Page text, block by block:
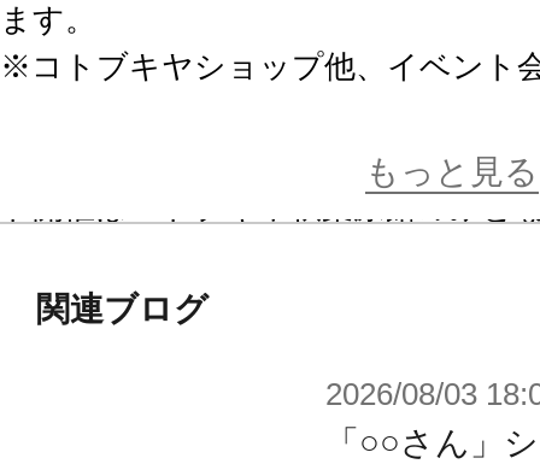
ます。
※コトブキヤショップ他、イベント
※2024年1月開催『創彩フェス3rd』
もっと見る
関連ブログ
2026/08/03
「○○さん」